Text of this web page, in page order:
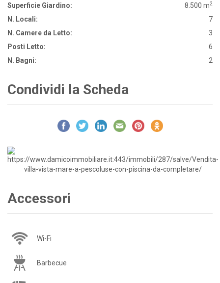
Superficie Giardino: 8.500 m2
N. Locali:
7
N. Camere da Letto:
3
Posti Letto:
6
N. Bagni:
2
Condividi la Scheda
Accessori
Wi-Fi
Barbecue